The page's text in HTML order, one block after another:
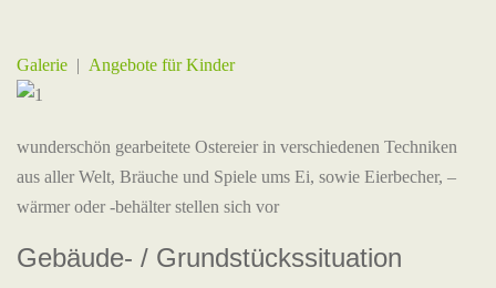
Galerie | Angebote für Kinder
wunderschön gearbeitete Ostereier in verschiedenen Techniken
aus aller Welt, Bräuche und Spiele ums Ei, sowie Eierbecher, –
wärmer oder -behälter stellen sich vor
Gebäude- / Grundstückssituation